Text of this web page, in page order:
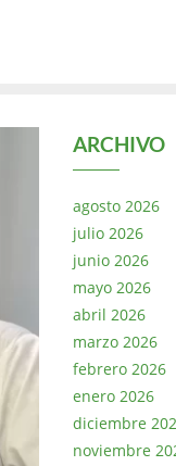
ARCHIVO
agosto 2026
julio 2026
junio 2026
mayo 2026
abril 2026
marzo 2026
febrero 2026
enero 2026
diciembre
noviembre